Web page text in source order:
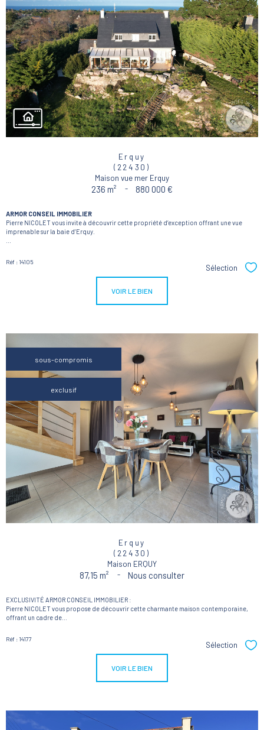
Erquy
(22430)
Maison vue mer Erquy
236 m² - 880 000 €
ARMOR CONSEIL IMMOBILIER
Pierre NICOLET vous invite à découvrir cette propriété d’exception offrant une vue
imprenable sur la baie d’Erquy.
Réf : 14105
Sélection
VOIR LE BIEN
sous-compromis
exclusif
Erquy
(22430)
Maison ERQUY
87,15 m² - Nous consulter
EXCLUSIVITÉ ARMOR CONSEIL IMMOBILIER :
Pierre NICOLET vous propose de découvrir cette charmante maison contemporaine,
offrant un cadre de...
Réf : 14177
Sélection
VOIR LE BIEN